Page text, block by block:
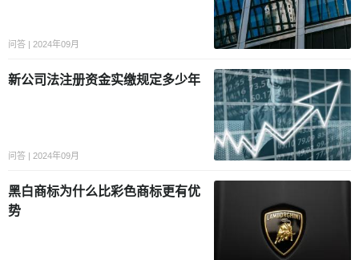
问答 | 2024年09月
新公司法注册资金实缴规定多少年
问答 | 2024年09月
黑白商标为什么比彩色商标更有优
势